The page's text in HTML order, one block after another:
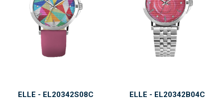
ELLE - EL20342S08C ELLE - EL20342B04C